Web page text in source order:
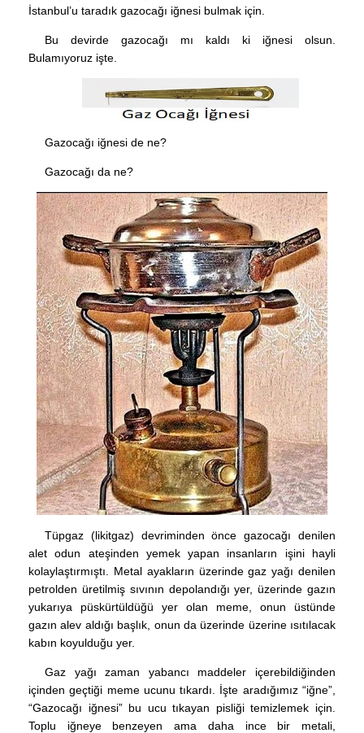
İstanbul’u taradık gazocağı iğnesi bulmak için.
Bu devirde gazocağı mı kaldı ki iğnesi olsun.
Bulamıyoruz işte.
Gazocağı iğnesi de ne?
Gazocağı da ne?
Tüpgaz (likitgaz) devriminden önce gazocağı denilen
alet odun ateşinden yemek yapan insanların işini hayli
kolaylaştırmıştı. Metal ayakların üzerinde gaz yağı denilen
petrolden üretilmiş sıvının depolandığı yer, üzerinde gazın
yukarıya püskürtüldüğü yer olan meme, onun üstünde
gazın alev aldığı başlık, onun da üzerinde üzerine ısıtılacak
kabın koyulduğu yer.
Gaz yağı zaman yabancı maddeler içerebildiğinden
içinden geçtiği meme ucunu tıkardı. İşte aradığımız “iğne”,
“Gazocağı iğnesi” bu ucu tıkayan pisliği temizlemek için.
Toplu iğneye benzeyen ama daha ince bir metali,